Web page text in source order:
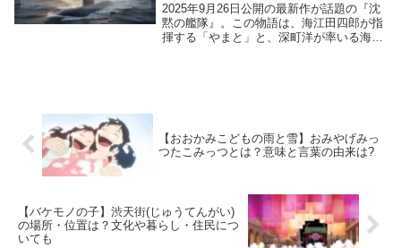
2025年9月26日公開の最新作が話題の『沈
黙の艦隊』。この物語は、海江田四郎が指
揮する「やまと」と、深町洋が率いる海上
【おおかみこどもの雨と雪】おみやげみっ
つたこみっつとは？意味と言葉の由来は?
【バケモノの子】渋天街(じゅうてんがい)
の場所・位置は？文化や暮らし・住民につ
いても